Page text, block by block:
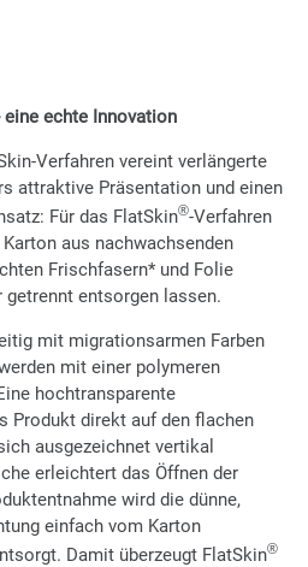
echte Innovation
Verfahren vereint verlängerte
attraktive Präsentation und einen
Für das FlatSkin®-Verfahren
aus nachwachsenden
Frischfasern* und Folie
entsorgen lassen.
mit migrationsarmen Farben
mit einer polymeren
hochtransparente
Produkt direkt auf den flachen
ausgezeichnet vertikal
erleichtert das Öffnen der
wird die dünne,
einfach vom Karton
Damit überzeugt FlatSkin®